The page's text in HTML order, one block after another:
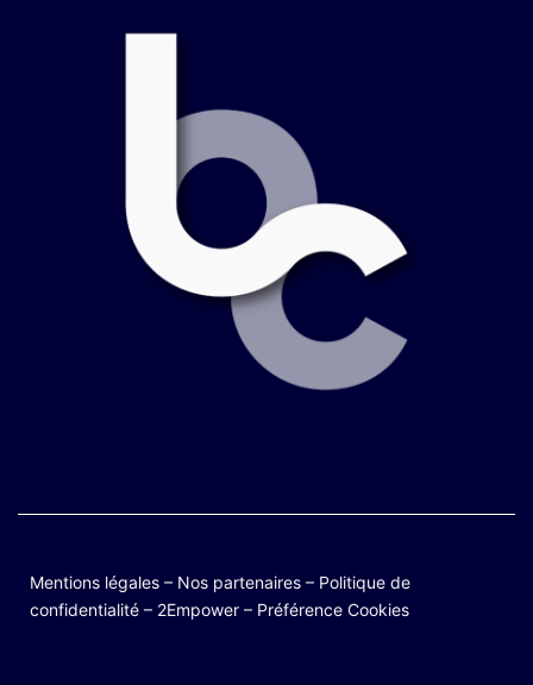
Mentions légales – Nos partenaires – Politique de
confidentialité – 2Empower – Préférence Cookies